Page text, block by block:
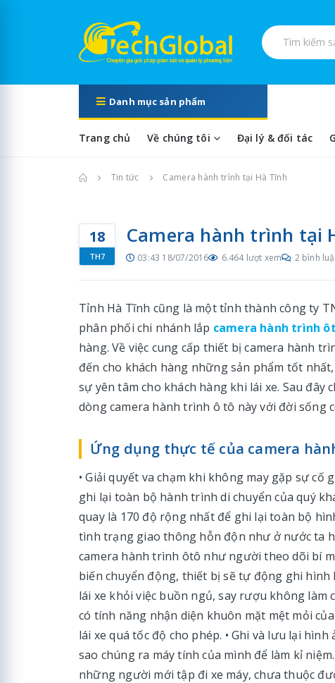
Tìm kiếm sản
Danh mục sản phẩm
Trang chủ Về chúng tôi Đại lý & đối tác
Trang chủ
Tin tức Camera hành trình tại Hà Tĩnh
18
TH7
Camera hành trình tại
03:43 18/07/2016 6.464 lượt xem 2 bình
Tỉnh Hà Tĩnh cũng là một tỉnh thành công ty
phân phối chi nhánh lắp camera hành trình
hàng. Về việc cung cấp thiết bị camera hành
đến cho khách hàng những sản phẩm tốt
sự yên tâm cho khách hàng khi lái xe. Sau
dòng camera hành trình ô tô này với đời sống
Ứng dụng thực tế của camera
• Giải quyết va chạm khi không may gặp sự
ghi lại toàn bộ hành trình di chuyển của quý
quay là 170 độ rộng nhất để ghi lại toàn bộ
tình trạng giao thông hỗn độn như ở nước ta
camera hành trình ôtô như người theo dõi bí
biến chuyển động, thiết bị sẽ tự động ghi hình
lái xe khỏi việc buồn ngủ, say rượu không
có tính năng nhận diện khuôn mặt mệt mỏi
lái xe quá tốc độ cho phép. • Ghi và lưu lại
sao chúng ra máy tính của mình để làm kỉ
những người mới tập đi xe máy, chưa thuộc